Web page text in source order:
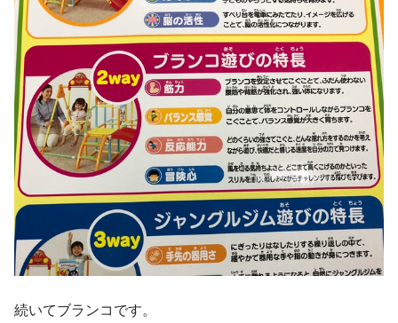
続いてブランコです。